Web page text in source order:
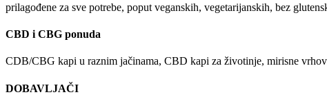
prilagođene za sve potrebe, poput veganskih, vegetarijanskih, bez
CBD i CBG ponuda
CDB/CBG kapi u raznim jačinama, CBD kapi za životinje, mirisne
DOBAVLJAČI